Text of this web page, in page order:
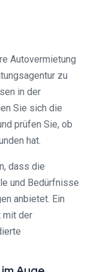
Autovermietung
zu
in der
Sie sich die
prüfen Sie, ob
hat.
dass die
und Bedürfnisse
anbietet. Ein
mit der